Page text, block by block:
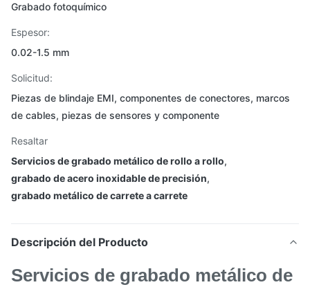
Grabado fotoquímico
Espesor:
0.02-1.5 mm
Solicitud:
Piezas de blindaje EMI, componentes de conectores, marcos
de cables, piezas de sensores y componente
Resaltar
Servicios de grabado metálico de rollo a rollo,
grabado de acero inoxidable de precisión,
grabado metálico de carrete a carrete
Descripción del Producto
Servicios de grabado metálico de